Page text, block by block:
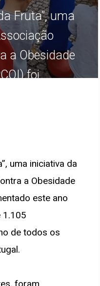
Fruta”, uma
a Obesidade
foi
uma iniciativa da
a Obesidade
este ano
1.105
de todos os